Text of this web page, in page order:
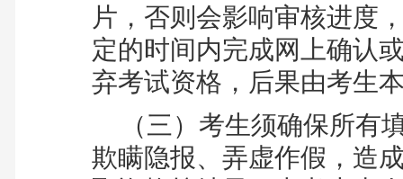
片，否则会影响审核进度
定的时间内完成网上确认
弃考试资格，后果由考生
（三） 考生须确保所有
欺瞒隐报、弄虚作假，造